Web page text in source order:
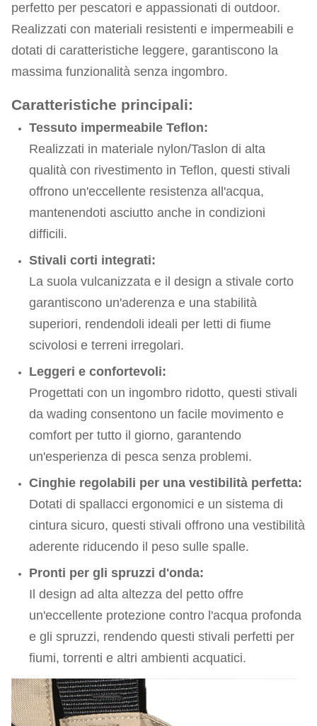
perfetto per pescatori e appassionati di outdoor.
Realizzati con materiali resistenti e impermeabili e
dotati di caratteristiche leggere, garantiscono la
massima funzionalità senza ingombro.
Caratteristiche principali:
Tessuto impermeabile Teflon:
Realizzati in materiale nylon/Taslon di alta
qualità con rivestimento in Teflon, questi stivali
offrono un'eccellente resistenza all'acqua,
mantenendoti asciutto anche in condizioni
difficili.
Stivali corti integrati:
La suola vulcanizzata e il design a stivale corto
garantiscono un'aderenza e una stabilità
superiori, rendendoli ideali per letti di fiume
scivolosi e terreni irregolari.
Leggeri e confortevoli:
Progettati con un ingombro ridotto, questi stivali
da wading consentono un facile movimento e
comfort per tutto il giorno, garantendo
un'esperienza di pesca senza problemi.
Cinghie regolabili per una vestibilità perfetta:
Dotati di spallacci ergonomici e un sistema di
cintura sicuro, questi stivali offrono una vestibilità
aderente riducendo il peso sulle spalle.
Pronti per gli spruzzi d'onda:
Il design ad alta altezza del petto offre
un'eccellente protezione contro l'acqua profonda
e gli spruzzi, rendendo questi stivali perfetti per
fiumi, torrenti e altri ambienti acquatici.